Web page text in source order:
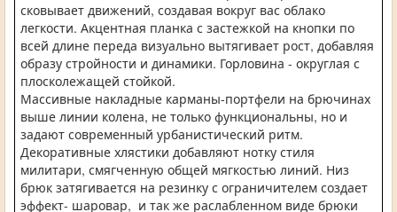
сковывает движений, создавая вокруг вас облако
легкости. Акцентная планка с застежкой на кнопки по
всей длине переда визуально вытягивает рост, добавляя
образу стройности и динамики. Горловина - округлая с
плосколежащей стойкой.
Массивные накладные карманы-портфели на брючинах
выше линии колена, не только функциональны, но и
задают современный урбанистический ритм.
Декоративные хлястики добавляют нотку стиля
милитари, смягченную общей мягкостью линий. Низ
брюк затягивается на резинку с ограничителем создает
эффект- шаровар, и так же раслабленном виде брюки